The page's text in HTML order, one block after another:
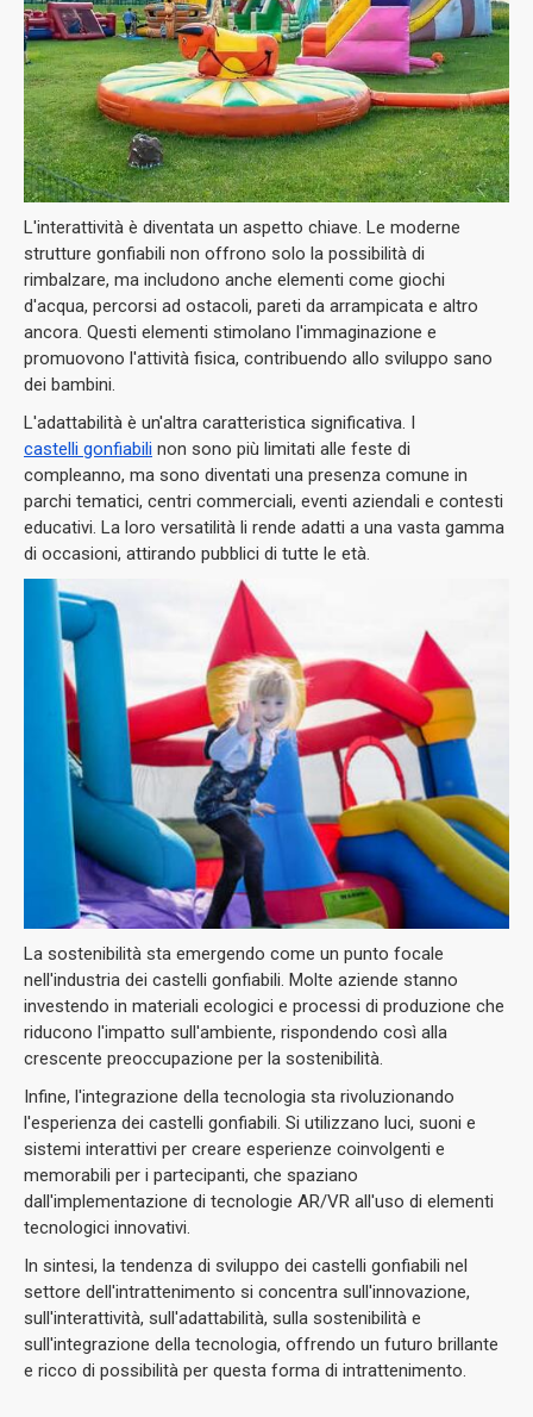
L'interattività è diventata un aspetto chiave. Le moderne
strutture gonfiabili non offrono solo la possibilità di
rimbalzare, ma includono anche elementi come giochi
d'acqua, percorsi ad ostacoli, pareti da arrampicata e altro
ancora. Questi elementi stimolano l'immaginazione e
promuovono l'attività fisica, contribuendo allo sviluppo sano
dei bambini.
L'adattabilità è un'altra caratteristica significativa. I
castelli gonfiabili non sono più limitati alle feste di
compleanno, ma sono diventati una presenza comune in
parchi tematici, centri commerciali, eventi aziendali e contesti
educativi. La loro versatilità li rende adatti a una vasta gamma
di occasioni, attirando pubblici di tutte le età.
La sostenibilità sta emergendo come un punto focale
nell'industria dei castelli gonfiabili. Molte aziende stanno
investendo in materiali ecologici e processi di produzione che
riducono l'impatto sull'ambiente, rispondendo così alla
crescente preoccupazione per la sostenibilità.
Infine, l'integrazione della tecnologia sta rivoluzionando
l'esperienza dei castelli gonfiabili. Si utilizzano luci, suoni e
sistemi interattivi per creare esperienze coinvolgenti e
memorabili per i partecipanti, che spaziano
dall'implementazione di tecnologie AR/VR all'uso di elementi
tecnologici innovativi.
In sintesi, la tendenza di sviluppo dei castelli gonfiabili nel
settore dell'intrattenimento si concentra sull'innovazione,
sull'interattività, sull'adattabilità, sulla sostenibilità e
sull'integrazione della tecnologia, offrendo un futuro brillante
e ricco di possibilità per questa forma di intrattenimento.